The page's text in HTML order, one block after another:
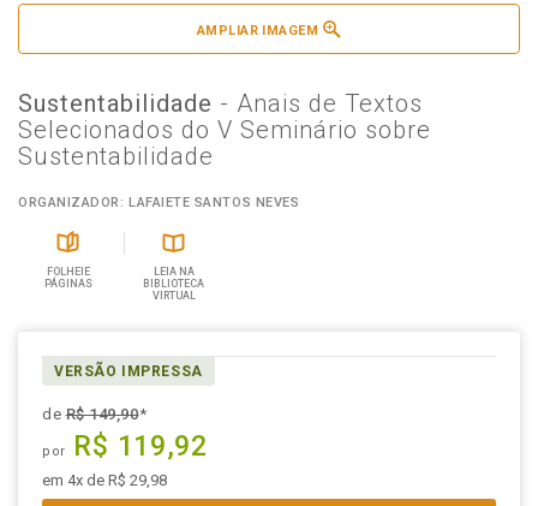
AMPLIAR IMAGEM
Sustentabilidade - Anais de Textos
Selecionados do V Seminário sobre
Sustentabilidade
ORGANIZADOR: LAFAIETE SANTOS NEVES
FOLHEIE
PÁGINAS
LEIA NA
BIBLIOTECA
VIRTUAL
VERSÃO IMPRESSA
deR$ 149,90*
por R$ 119,92
em 4x de R$ 29,98